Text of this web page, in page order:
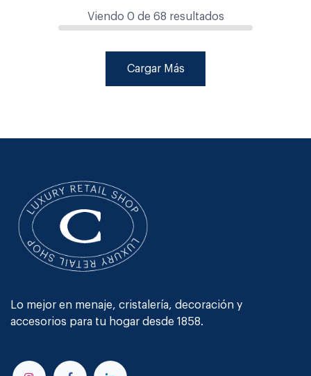
Viendo 0 de 68 resultados
Cargar Más
Lo mejor en menaje, cristalería, decoración y
accesorios para tu hogar desde 1858.